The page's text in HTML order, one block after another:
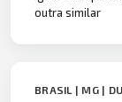
outra similar
BRASIL | MG |